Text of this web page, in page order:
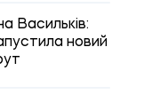
Васильків:
новий